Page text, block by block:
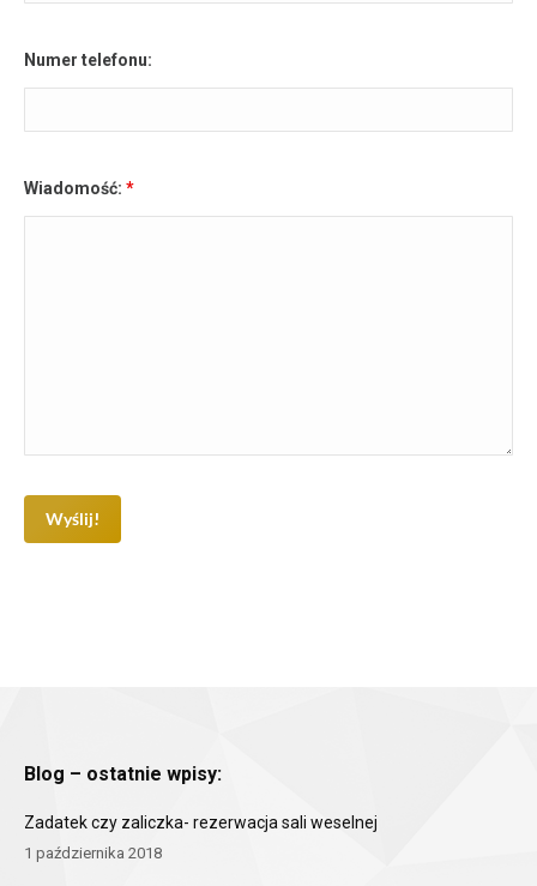
Numer telefonu:
Wiadomość: *
Blog – ostatnie wpisy:
Zadatek czy zaliczka- rezerwacja sali weselnej
1 października 2018